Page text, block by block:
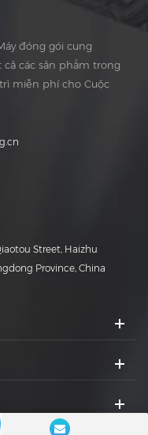
đóng gói cung
cả các sản phẩm trong
miễn phí cho Cuộc
Street, Haizhu
Province, China